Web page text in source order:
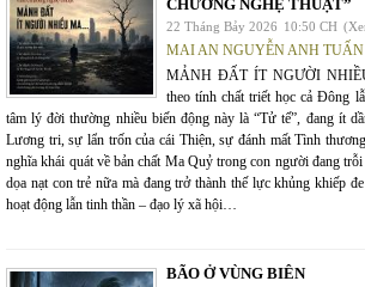
CHƯƠNG NGHỆ THUẬT”
22 Tháng Bảy 2026 10:50 CH
MAI AN NGUYỄN ANH TUẤN
MẢNH ĐẤT ÍT NGƯỜI
theo tính chất triết học cả Đông
tâm lý đời thường nhiều biến động này là “Tử tế”, đang ít
Lương tri, sự lẩn trốn của cái Thiện, sự đánh mất Tình
nghĩa khái quát về bản chất Ma Quỷ trong con người đang
dọa nạt con trẻ nữa mà đang trở thành thế lực khủng khiếp
hoạt động lẫn tinh thần – đạo lý xã hội…
BÃO Ở VÙNG BIÊN